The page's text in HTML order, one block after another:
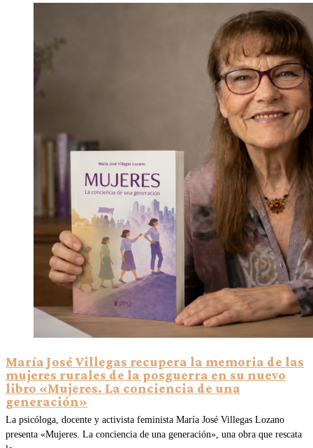
María José Villegas recupera la memoria de las
mujeres rurales de la posguerra en su nuevo
libro «Mujeres. La conciencia de una
generación»
La psicóloga, docente y activista feminista María José Villegas Lozano
presenta «Mujeres. La conciencia de una generación», una obra que rescata